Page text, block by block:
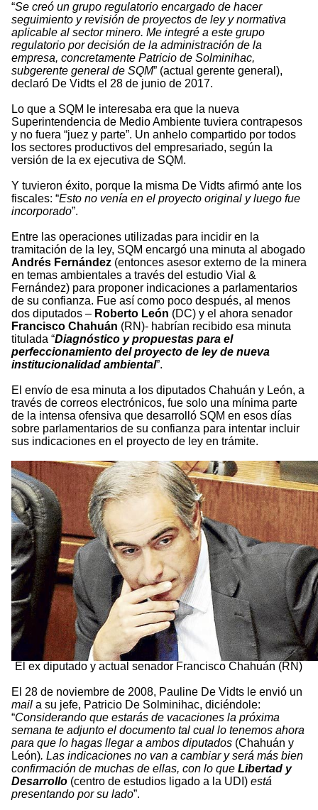
“Se creó un grupo regulatorio encargado de hacer
seguimiento y revisión de proyectos de ley y normativa
aplicable al sector minero. Me integré a este grupo
regulatorio por decisión de la administración de la
empresa, concretamente Patricio de Solminihac,
subgerente general de SQM” (actual gerente general),
declaró De Vidts el 28 de junio de 2017.
Lo que a SQM le interesaba era que la nueva
Superintendencia de Medio Ambiente tuviera contrapesos
y no fuera “juez y parte”. Un anhelo compartido por todos
los sectores productivos del empresariado, según la
versión de la ex ejecutiva de SQM.
Y tuvieron éxito, porque la misma De Vidts afirmó ante los
fiscales: “Esto no venía en el proyecto original y luego fue
incorporado”.
Entre las operaciones utilizadas para incidir en la
tramitación de la ley, SQM encargó una minuta al abogado
Andrés Fernández (entonces asesor externo de la minera
en temas ambientales a través del estudio Vial &
Fernández) para proponer indicaciones a parlamentarios
de su confianza. Fue así como poco después, al menos
dos diputados – Roberto León (DC) y el ahora senador
Francisco Chahuán (RN)- habrían recibido esa minuta
titulada “Diagnóstico y propuestas para el
perfeccionamiento del proyecto de ley de nueva
institucionalidad ambiental”.
El envío de esa minuta a los diputados Chahuán y León, a
través de correos electrónicos, fue solo una mínima parte
de la intensa ofensiva que desarrolló SQM en esos días
sobre parlamentarios de su confianza para intentar incluir
sus indicaciones en el proyecto de ley en trámite.
El ex diputado y actual senador Francisco Chahuán (RN)
El 28 de noviembre de 2008, Pauline De Vidts le envió un
mail a su jefe, Patricio De Solminihac, diciéndole:
“Considerando que estarás de vacaciones la próxima
semana te adjunto el documento tal cual lo tenemos ahora
para que lo hagas llegar a ambos diputados (Chahuán y
León). Las indicaciones no van a cambiar y será más bien
confirmación de muchas de ellas, con lo que Libertad y
Desarrollo (centro de estudios ligado a la UDI) está
presentando por su lado”.